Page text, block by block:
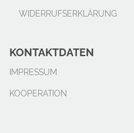
WIDERRUFSERKLÄRUNG
KONTAKTDATEN
IMPRESSUM
KOOPERATION